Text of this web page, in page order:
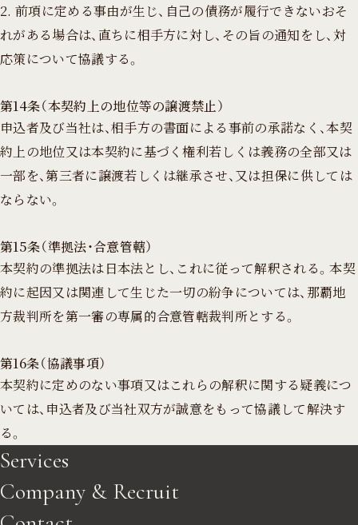
2. 前項に定める事由が生じ、自己の債務が履行できないおそ
れがある場合は、直ちに相手方に対し、その旨の通知をし、対
応策について協議する。
第14条（本契約上の地位等の譲渡禁止）
申込者及び当社は、相手方の書面による事前の承諾なく、本契
約上の地位又は本契約に基づく権利若しくは義務の全部又は
一部を、第三者に譲渡若しくは継承させ、又は担保に供しては
ならない。
第15条（準拠法・合意管轄）
本契約の準拠法は日本法とし、これに従って解釈される。本契
約に起因又は関連して生じた一切の紛争については、那覇地
方裁判所を第一審の専属的合意管轄裁判所とする。
第16条（協議事項）
本契約に定めのない事項又はこれらの解釈に関する疑義につ
いては、申込者及び当社双方が誠意をもって協議して解決す
る。
Services
Company & Recruit